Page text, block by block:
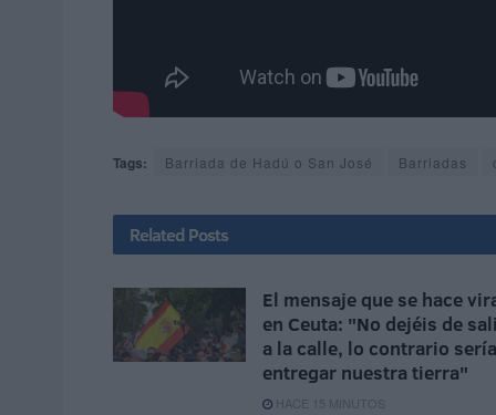
Tags: Barriada de Hadú o San José Barriadas
Related Posts
El mensaje que se hace
en Ceuta: "No dejéis de
a la calle, lo contrario sería
entregar nuestra tierra"
HACE 15 MINUTOS